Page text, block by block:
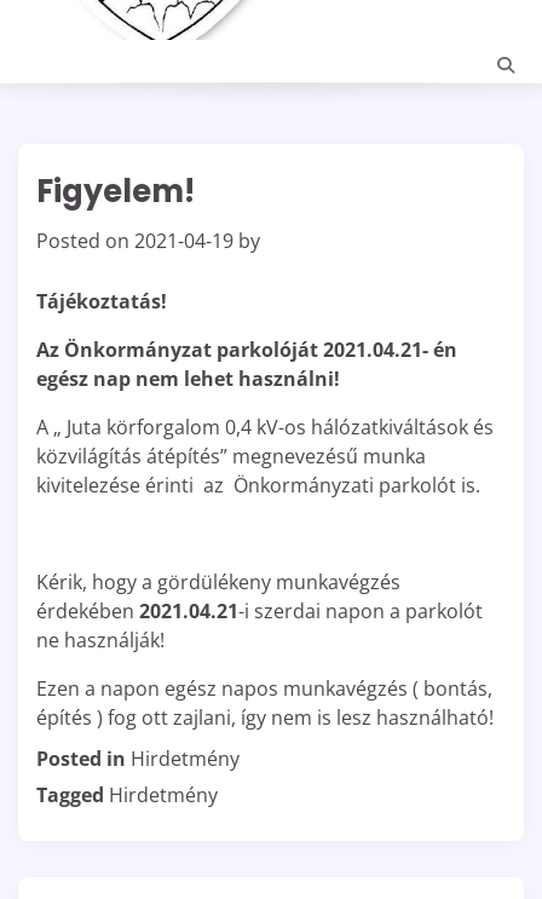
Figyelem!
Posted on 2021-04-19 by
Tájékoztatás!
Az Önkormányzat parkolóját 2021.04.21- én
egész nap nem lehet használni!
A „ Juta körforgalom 0,4 kV-os hálózatkiváltások és
közvilágítás átépítés” megnevezésű munka
kivitelezése érinti az Önkormányzati parkolót is.
Kérik, hogy a gördülékeny munkavégzés
érdekében 2021.04.21-i szerdai napon a parkolót
ne használják!
Ezen a napon egész napos munkavégzés ( bontás,
építés ) fog ott zajlani, így nem is lesz használható!
Posted in Hirdetmény
Tagged Hirdetmény